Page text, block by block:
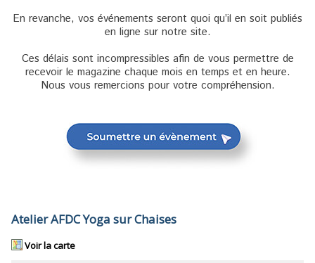
En revanche, vos événements seront quoi qu’il en soit publiés
en ligne sur notre site.
Ces délais sont incompressibles afin de vous permettre de
recevoir le magazine chaque mois en temps et en heure.
Nous vous remercions pour votre compréhension.
Atelier AFDC Yoga sur Chaises
Voir la carte